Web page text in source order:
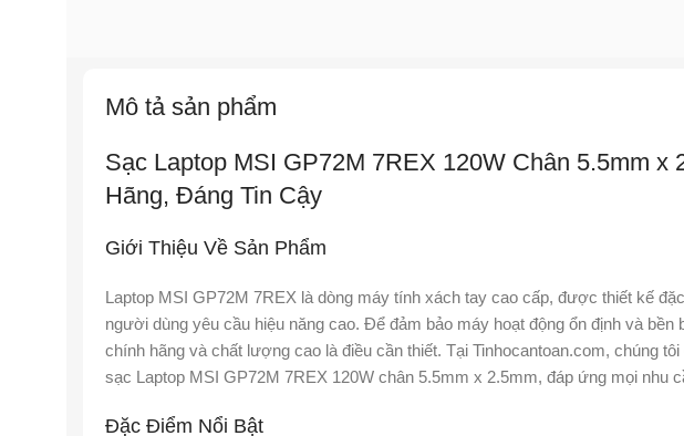
Mô tả sản phẩm
Sạc Laptop MSI GP72M 7REX 120W Chân 5.5mm x
Hãng, Đáng Tin Cậy
Giới Thiệu Về Sản Phẩm
Laptop MSI GP72M 7REX là dòng máy tính xách tay cao cấp, được thiết kế
người dùng yêu cầu hiệu năng cao. Để đảm bảo máy hoạt động ổn định và bền
chính hãng và chất lượng cao là điều cần thiết. Tại Tinhocantoan.com, chúng
sạc Laptop MSI GP72M 7REX 120W chân 5.5mm x 2.5mm, đáp ứng mọi nhu
Đặc Điểm Nổi Bật